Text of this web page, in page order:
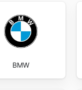
BMW